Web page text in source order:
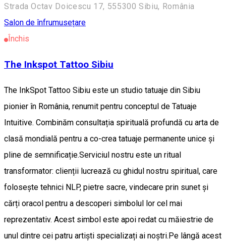
Strada Octav Doicescu 17, 555300 Sibiu, România
Salon de înfrumusețare
Închis
The Inkspot Tattoo Sibiu
The InkSpot Tattoo Sibiu este un studio tatuaje din Sibiu
pionier în România, renumit pentru conceptul de Tatuaje
Intuitive. Combinăm consultația spirituală profundă cu arta de
clasă mondială pentru a co-crea tatuaje permanente unice și
pline de semnificație. ​Serviciul nostru este un ritual
transformator: clienții lucrează cu ghidul nostru spiritual, care
folosește tehnici NLP, pietre sacre, vindecare prin sunet și
cărți oracol pentru a descoperi simbolul lor cel mai
reprezentativ. Acest simbol este apoi redat cu măiestrie de
unul dintre cei patru artiști specializați ai noștri. ​Pe lângă acest